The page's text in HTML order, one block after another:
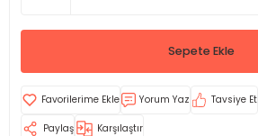
Sepete Ekle
Yorum Yaz Tavsiye Et
Paylaş Karşılaştır